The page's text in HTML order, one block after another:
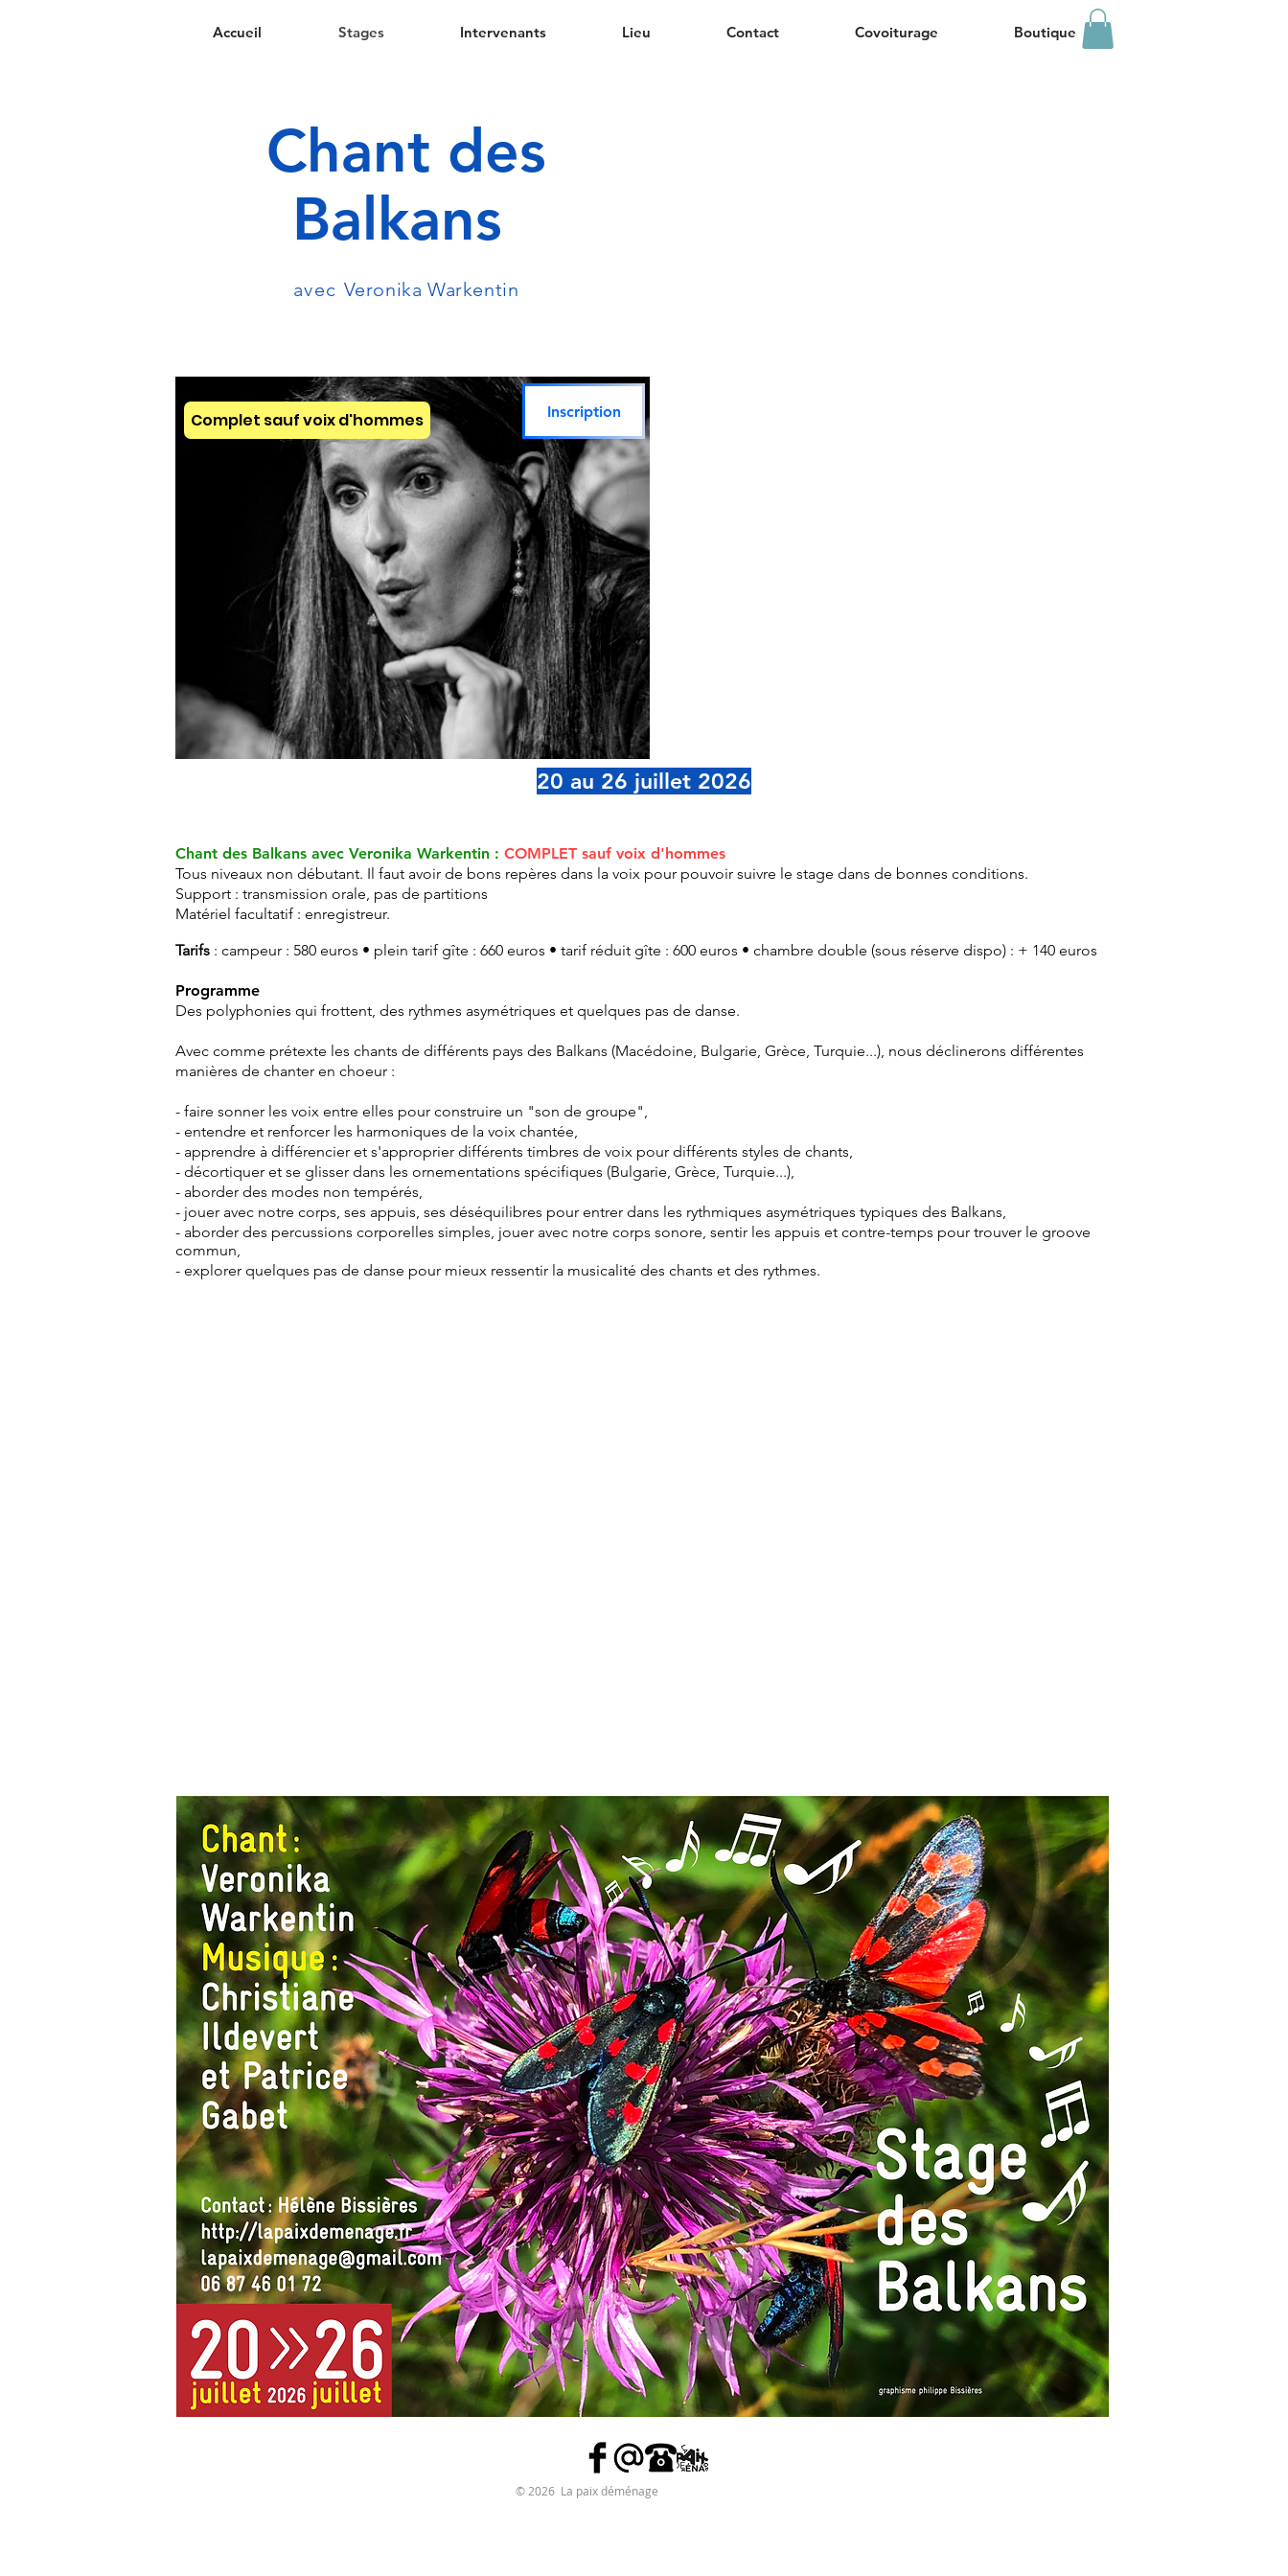
Accueil Stages Intervenants Lieu Contact Covoiturage Boutique
Chant des
Balkans
avec Veronika Warkentin
Inscription
Complet sauf voix d'hommes
20 au 26 juillet 2026
Chant des Balkans avec Veronika Warkentin : COMPLET sauf voix d'hommes
Tous niveaux non débutant. Il faut avoir de bons repères dans la voix pour pouvoir suivre le stage dans de bonnes conditions.
Support : transmission orale, pas de partitions
Matériel facultatif : enregistreur.
Tarifs : campeur : 580 euros • plein tarif gîte : 660 euros • tarif réduit gîte : 600 euros • chambre double (sous réserve dispo) : + 140 euros
Programme
Des polyphonies qui frottent, des rythmes asymétriques et quelques pas de danse.
Avec comme prétexte les chants de différents pays des Balkans (Macédoine, Bulgarie, Grèce, Turquie...), nous déclinerons différentes
manières de chanter en choeur :
- faire sonner les voix entre elles pour construire un "son de groupe",
- entendre et renforcer les harmoniques de la voix chantée,
- apprendre à différencier et s'approprier différents timbres de voix pour différents styles de chants,
- décortiquer et se glisser dans les ornementations spécifiques (Bulgarie, Grèce, Turquie...),
- aborder des modes non tempérés,
- jouer avec notre corps, ses appuis, ses déséquilibres pour entrer dans les rythmiques asymétriques typiques des Balkans,
- aborder des percussions corporelles simples, jouer avec notre corps sonore, sentir les appuis et contre-temps pour trouver le groove
commun,
- explorer quelques pas de danse pour mieux ressentir la musicalité des chants et des rythmes.
© 2026 La paix déménage